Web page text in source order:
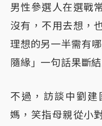
男性參選人在選戰
沒有，不用去想，
理想的另一半需有
隨緣」一句話果斷
不過，訪談中劉
媽，笑指母親從小